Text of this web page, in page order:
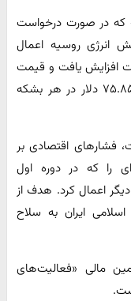
که در صورت درخواست
انرژی روسیه اعمال
افزایش یافت و قیمت
نفت خام برنت تا ۱.۱ درصد رشد کرد و به ۷۵.۸۵ دلار در هر بشکه
فشارهای اقتصادی بر
را که در دوره اول
اعمال کرد. هدف از
ایران به سلاح
مالی «فعالیت‌های